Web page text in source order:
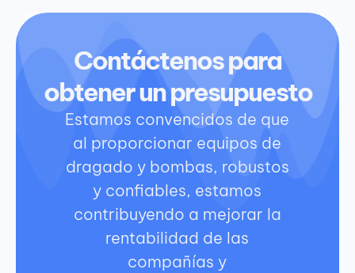
Contáctenos para
obtener un presupuesto
Estamos convencidos de que
al proporcionar equipos de
dragado y bombas, robustos
y confiables, estamos
contribuyendo a mejorar la
rentabilidad de las
compañías y